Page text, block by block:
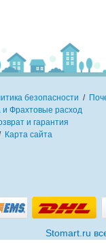
безопасности /
и Фрахтовые расход
и гарантия
Карта сайта
Stomart.ru